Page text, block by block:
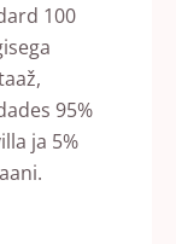
100
95%
ja 5%